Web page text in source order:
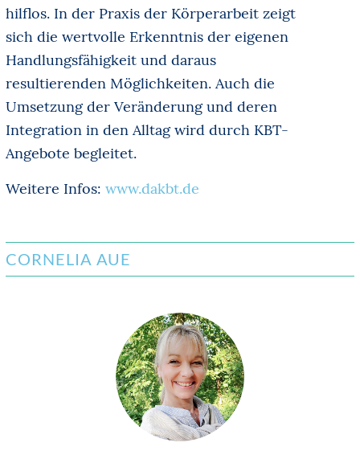
hilflos. In der Praxis der Körperarbeit zeigt
sich die wertvolle Erkenntnis der eigenen
Handlungsfähigkeit und daraus
resultierenden Möglichkeiten. Auch die
Umsetzung der Veränderung und deren
Integration in den Alltag wird durch KBT-
Angebote begleitet.
Weitere Infos: www.dakbt.de
CORNELIA AUE